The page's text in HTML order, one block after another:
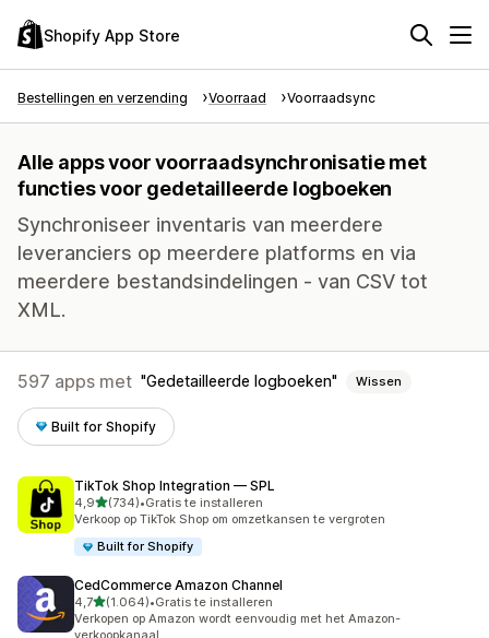
Shopify App Store
Bestellingen en verzending Voorraad Voorraadsync
Alle apps voor voorraadsynchronisatie met
functies voor gedetailleerde logboeken
Synchroniseer inventaris van meerdere
leveranciers op meerdere platforms en via
meerdere bestandsindelingen - van CSV tot
XML.
597 apps met Gedetailleerde logboeken Wissen
Built for Shopify
TikTok Shop Integration — SPL
4,9van 5 sterren
(734)
734 recensies in totaal
•Gratis te installeren
Verkoop op TikTok Shop om omzetkansen te vergroten
Built for Shopify
CedCommerce Amazon Channel
4,7van 5 sterren
(1.064)
1064 recensies in totaal
•Gratis te installeren
Verkopen op Amazon wordt eenvoudig met het Amazon-
verkoopkanaal